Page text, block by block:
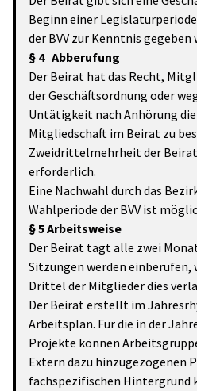
Beginn einer
der BVV zur Kenntnis gegeben
§ 4 Abberufung
Der Beirat hat das Recht,
der Geschäftsordnung oder
Untätigkeit nach Anhörung
Mitgliedschaft im Beirat zu
Zweidrittelmehrheit der
erforderlich.
Eine Nachwahl durch das
Wahlperiode der BVV ist
§ 5 Arbeitsweise
Der Beirat tagt alle zwei
Sitzungen werden einberufen,
Drittel der Mitglieder dies
Der Beirat erstellt im
Arbeitsplan. Für die in der
Projekte können
Extern dazu hinzugezogenen
fachspezifischen Hintergrund